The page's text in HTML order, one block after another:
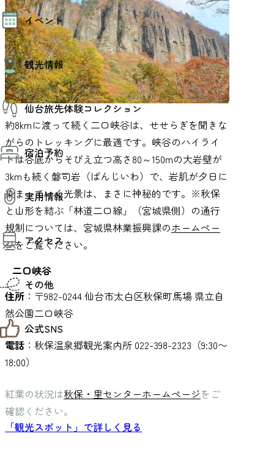
モデルコース
AIおまかせコース
オリジナルプラン
みんなの旅行記
イベント
イベント情報
その他イベント情報（音楽・展示会）
スポーツ情報
コンベンション情報
観光情報
観光スポット
温泉
美味いもの
季節のイベント
プロスポーツチーム・プロオーケストラ
仙台の銘品
仙台夜時間
宿泊施設
仙台観光マップ
仙台旅先体験コレクション
仙台旅先体験コレクション
体験プログラム検索（予約）
体験事業者からのお知らせ
体験トピックス
体験事業者
宿泊予約
宿泊予約
実用情報
観光案内
お役立ち情報
観光アプリ
仙台観光マップ
アクセス
仙台までの経路検索
市内の交通情報
お得なチケット
その他
お知らせ
お問い合わせ
教育旅行
観光マップ
プライバシーポリシー
サイトマップ
仙臺写真館フォトギャラリー
公式SNS
仙台旅先体験コレクション Facebook
仙台旅先体験コレクション Instagaram
約8kmに渡って続く二口峡谷は、せせらぎを聞きな
がらのトレッキングに最適です。峡谷のハイライ
トは谷底からそびえ立つ高さ80～150mの大岩壁が
3kmも続く磐司岩（ばんじいわ）で、岩肌が夕日に
染まっていく光景は、まさに神秘的です。※秋保
と山形を結ぶ「林道二口線」（宮城県側）の通行
規制については、宮城県林業振興課のホームペー
ジをご覧ください。
二口峡谷
住所 ：〒982-0244 仙台市太白区秋保町馬場 県立自
然公園二口峡谷
電話 ：秋保温泉郷観光案内所 022-398-2323（9:30〜
18:00）
紅葉の状況は秋保・里センターホームページをご
確認ください。
「観光スポット」で詳しく見る